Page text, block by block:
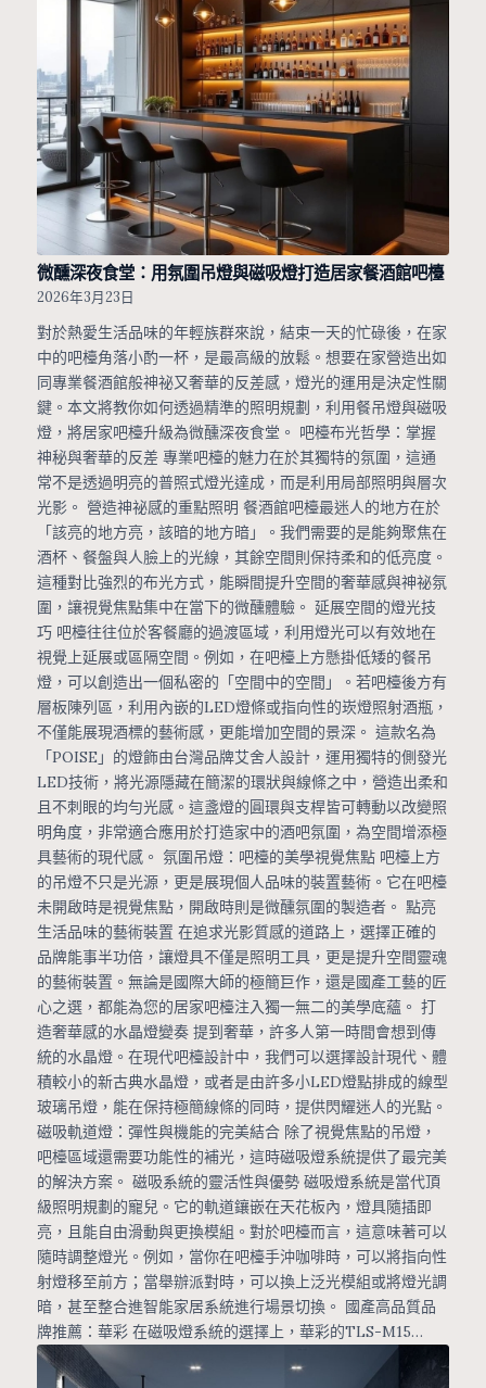
微醺深夜食堂：用氛圍吊燈與磁吸燈打造居家餐酒館吧檯
2026年3月23日
對於熱愛生活品味的年輕族群來說，結束一天的忙碌後，在家
中的吧檯角落小酌一杯，是最高級的放鬆。想要在家營造出如
同專業餐酒館般神祕又奢華的反差感，燈光的運用是決定性關
鍵。本文將教你如何透過精準的照明規劃，利用餐吊燈與磁吸
燈，將居家吧檯升級為微醺深夜食堂。 吧檯布光哲學：掌握
神秘與奢華的反差 專業吧檯的魅力在於其獨特的氛圍，這通
常不是透過明亮的普照式燈光達成，而是利用局部照明與層次
光影。 營造神祕感的重點照明 餐酒館吧檯最迷人的地方在於
「該亮的地方亮，該暗的地方暗」。我們需要的是能夠聚焦在
酒杯、餐盤與人臉上的光線，其餘空間則保持柔和的低亮度。
這種對比強烈的布光方式，能瞬間提升空間的奢華感與神祕氛
圍，讓視覺焦點集中在當下的微醺體驗。 延展空間的燈光技
巧 吧檯往往位於客餐廳的過渡區域，利用燈光可以有效地在
視覺上延展或區隔空間。例如，在吧檯上方懸掛低矮的餐吊
燈，可以創造出一個私密的「空間中的空間」。若吧檯後方有
層板陳列區，利用內嵌的LED燈條或指向性的崁燈照射酒瓶，
不僅能展現酒標的藝術感，更能增加空間的景深。 這款名為
「POISE」的燈飾由台灣品牌艾舍人設計，運用獨特的側發光
LED技術，將光源隱藏在簡潔的環狀與線條之中，營造出柔和
且不刺眼的均勻光感。這盞燈的圓環與支桿皆可轉動以改變照
明角度，非常適合應用於打造家中的酒吧氛圍，為空間增添極
具藝術的現代感。 氛圍吊燈：吧檯的美學視覺焦點 吧檯上方
的吊燈不只是光源，更是展現個人品味的裝置藝術。它在吧檯
未開啟時是視覺焦點，開啟時則是微醺氛圍的製造者。 點亮
生活品味的藝術裝置 在追求光影質感的道路上，選擇正確的
品牌能事半功倍，讓燈具不僅是照明工具，更是提升空間靈魂
的藝術裝置。無論是國際大師的極簡巨作，還是國產工藝的匠
心之選，都能為您的居家吧檯注入獨一無二的美學底蘊。 打
造奢華感的水晶燈變奏 提到奢華，許多人第一時間會想到傳
統的水晶燈。在現代吧檯設計中，我們可以選擇設計現代、體
積較小的新古典水晶燈，或者是由許多小LED燈點排成的線型
玻璃吊燈，能在保持極簡線條的同時，提供閃耀迷人的光點。
磁吸軌道燈：彈性與機能的完美結合 除了視覺焦點的吊燈，
吧檯區域還需要功能性的補光，這時磁吸燈系統提供了最完美
的解決方案。 磁吸系統的靈活性與優勢 磁吸燈系統是當代頂
級照明規劃的寵兒。它的軌道鑲嵌在天花板內，燈具隨插即
亮，且能自由滑動與更換模組。對於吧檯而言，這意味著可以
隨時調整燈光。例如，當你在吧檯手沖咖啡時，可以將指向性
射燈移至前方；當舉辦派對時，可以換上泛光模組或將燈光調
暗，甚至整合進智能家居系統進行場景切換。 國產高品質品
牌推薦：華彩 在磁吸燈系統的選擇上，華彩的TLS-M15…